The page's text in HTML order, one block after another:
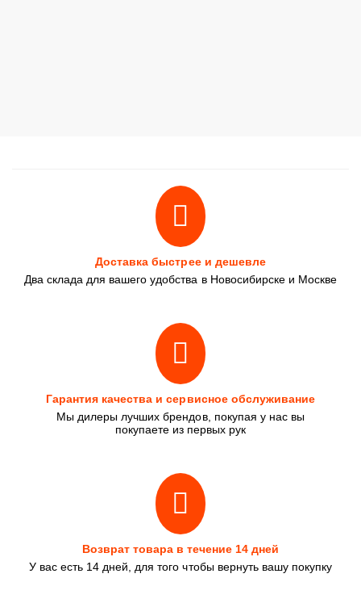
Доставка быстрее и дешевле
Два склада для вашего удобства в Новосибирске и Москве
Гарантия качества и сервисное обслуживание
Мы дилеры лучших брендов, покупая у нас вы
покупаете из первых рук
Возврат товара в течение 14 дней
У вас есть 14 дней, для того чтобы вернуть вашу покупку